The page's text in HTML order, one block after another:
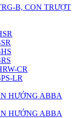
B, CON TRƯỢT
CR
LR
HƯỚNG ABBA
HƯỚNG ABBA